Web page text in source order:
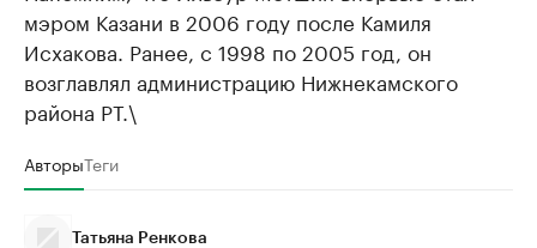
мэром Казани в 2006 году после Камиля
Исхакова. Ранее, с 1998 по 2005 год, он
возглавлял администрацию Нижнекамского
района РТ.\
АвторыТеги
Татьяна Ренкова